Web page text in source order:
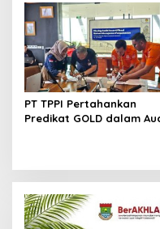
PT TPPI Pertahankan
Predikat GOLD dalam